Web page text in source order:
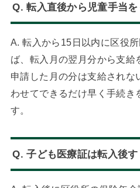
Q. 転入直後から児童手当を
A. 転入から15日以内に区役
ば、転入月の翌月分から支給
申請した月の分は支給されな
わせてできるだけ早く手続き
す。
Q. 子ども医療証は転入後